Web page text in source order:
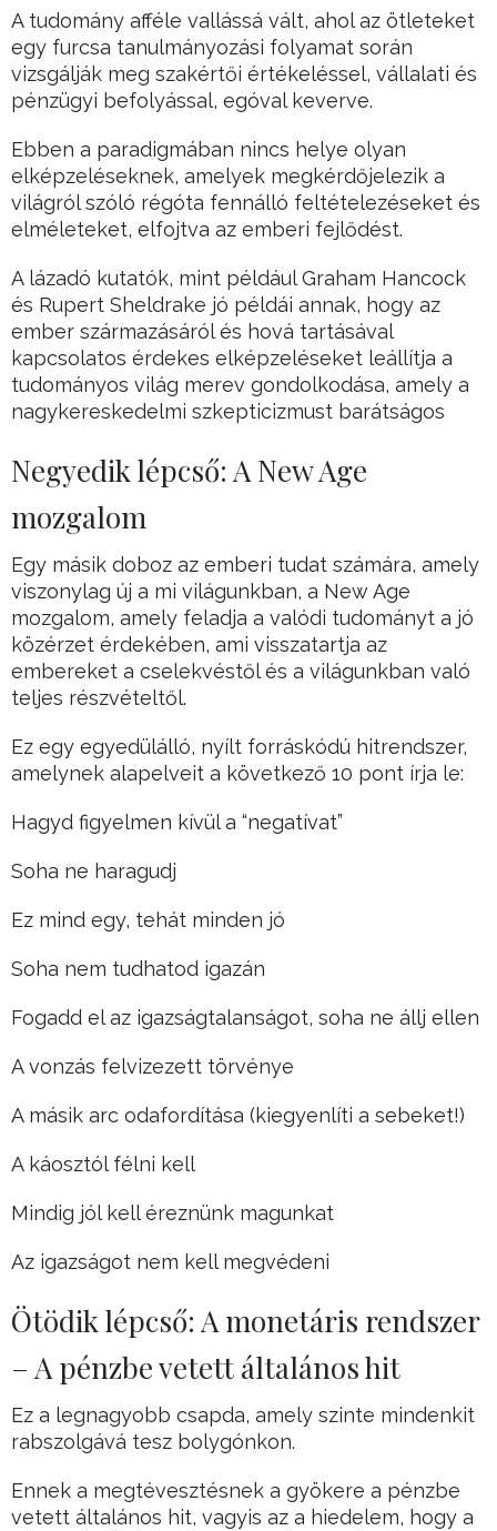
A tudomány afféle vallássá vált, ahol az ötleteket
egy furcsa tanulmányozási folyamat során
vizsgálják meg szakértői értékeléssel, vállalati és
pénzügyi befolyással, egóval keverve.
Ebben a paradigmában nincs helye olyan
elképzeléseknek, amelyek megkérdőjelezik a
világról szóló régóta fennálló feltételezéseket és
elméleteket, elfojtva az emberi fejlődést.
A lázadó kutatók, mint például Graham Hancock
és Rupert Sheldrake jó példái annak, hogy az
ember származásáról és hová tartásával
kapcsolatos érdekes elképzeléseket leállítja a
tudományos világ merev gondolkodása, amely a
nagykereskedelmi szkepticizmust barátságos
Negyedik lépcső: A New Age
mozgalom
Egy másik doboz az emberi tudat számára, amely
viszonylag új a mi világunkban, a New Age
mozgalom, amely feladja a valódi tudományt a jó
közérzet érdekében, ami visszatartja az
embereket a cselekvéstől és a világunkban való
teljes részvételtől.
Ez egy egyedülálló, nyílt forráskódú hitrendszer,
amelynek alapelveit a következő 10 pont írja le:
Hagyd figyelmen kívül a “negatívat”
Soha ne haragudj
Ez mind egy, tehát minden jó
Soha nem tudhatod igazán
Fogadd el az igazságtalanságot, soha ne állj ellen
A vonzás felvizezett törvénye
A másik arc odafordítása (kiegyenlíti a sebeket!)
A káosztól félni kell
Mindig jól kell éreznünk magunkat
Az igazságot nem kell megvédeni
Ötödik lépcső: A monetáris rendszer
– A pénzbe vetett általános hit
Ez a legnagyobb csapda, amely szinte mindenkit
rabszolgává tesz bolygónkon.
Ennek a megtévesztésnek a gyökere a pénzbe
vetett általános hit, vagyis az a hiedelem, hogy a